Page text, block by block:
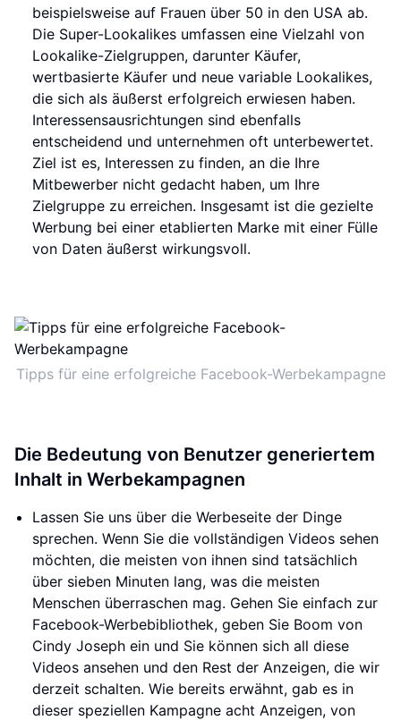
beispielsweise auf Frauen über 50 in den USA ab.
Die Super-Lookalikes umfassen eine Vielzahl von
Lookalike-Zielgruppen, darunter Käufer,
wertbasierte Käufer und neue variable Lookalikes,
die sich als äußerst erfolgreich erwiesen haben.
Interessensausrichtungen sind ebenfalls
entscheidend und unternehmen oft unterbewertet.
Ziel ist es, Interessen zu finden, an die Ihre
Mitbewerber nicht gedacht haben, um Ihre
Zielgruppe zu erreichen. Insgesamt ist die gezielte
Werbung bei einer etablierten Marke mit einer Fülle
von Daten äußerst wirkungsvoll.
Tipps für eine erfolgreiche Facebook-Werbekampagne
Die Bedeutung von Benutzer generiertem
Inhalt in Werbekampagnen
Lassen Sie uns über die Werbeseite der Dinge
sprechen. Wenn Sie die vollständigen Videos sehen
möchten, die meisten von ihnen sind tatsächlich
über sieben Minuten lang, was die meisten
Menschen überraschen mag. Gehen Sie einfach zur
Facebook-Werbebibliothek, geben Sie Boom von
Cindy Joseph ein und Sie können sich all diese
Videos ansehen und den Rest der Anzeigen, die wir
derzeit schalten. Wie bereits erwähnt, gab es in
dieser speziellen Kampagne acht Anzeigen, von